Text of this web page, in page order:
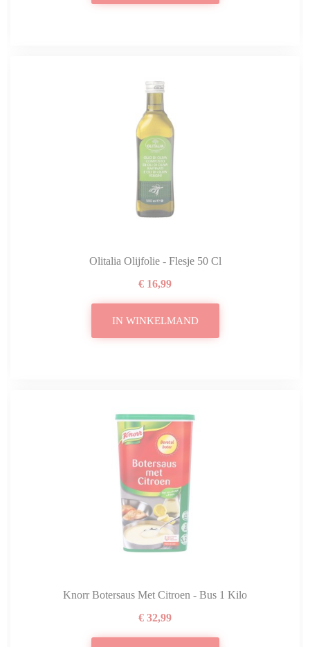
Olitalia Olijfolie - Flesje 50 Cl
€ 16,99
IN WINKELMAND
Knorr Botersaus Met Citroen - Bus 1 Kilo
€ 32,99